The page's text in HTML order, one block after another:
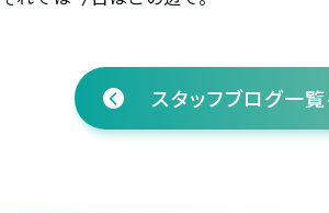
スタッフブログ一